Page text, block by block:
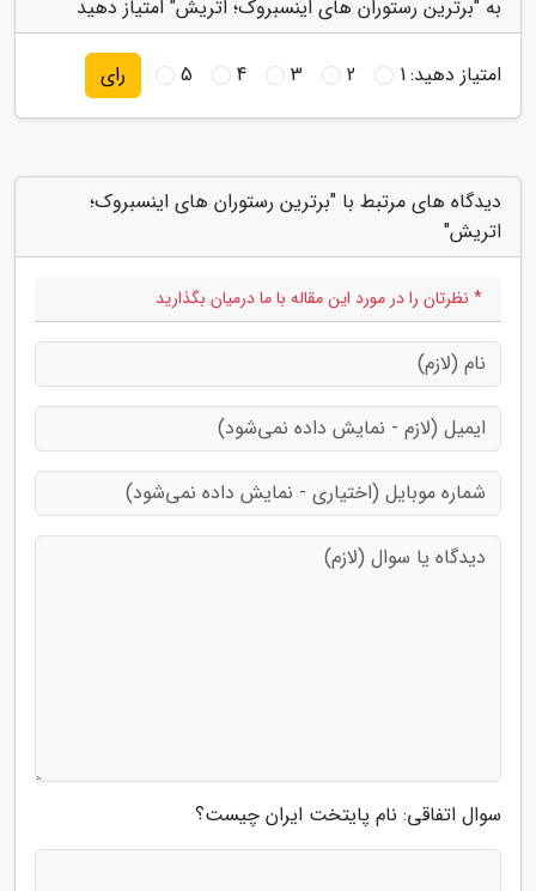
به "برترین رستوران های اینسبروک؛ اتریش" امتیاز دهید
امتیاز دهید:1
2
3
4
5 رای
دیدگاه های مرتبط با "برترین رستوران های اینسبروک؛
اتریش"
* نظرتان را در مورد این مقاله با ما درمیان بگذارید
سوال اتفاقی: نام پایتخت ایران چیست؟